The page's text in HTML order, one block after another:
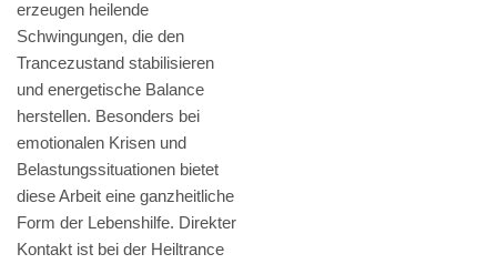
erzeugen heilende
Schwingungen, die den
Trancezustand stabilisieren
und energetische Balance
herstellen. Besonders bei
emotionalen Krisen und
Belastungssituationen bietet
diese Arbeit eine ganzheitliche
Form der Lebenshilfe. Direkter
Kontakt ist bei der Heiltrance